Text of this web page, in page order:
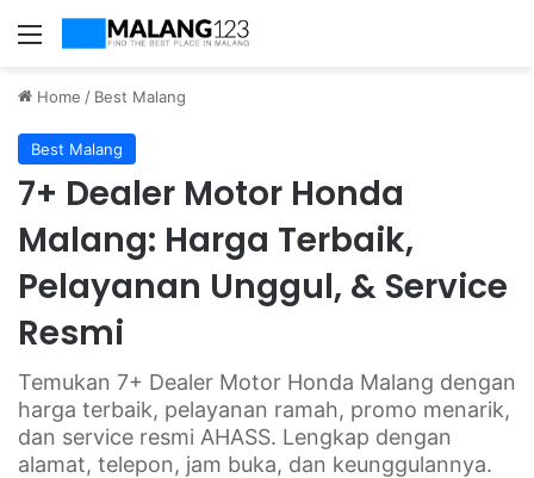
Home / Best Malang
Best Malang
7+ Dealer Motor Honda
Malang: Harga Terbaik,
Pelayanan Unggul, & Service
Resmi
Temukan 7+ Dealer Motor Honda Malang dengan
harga terbaik, pelayanan ramah, promo menarik,
dan service resmi AHASS. Lengkap dengan
alamat, telepon, jam buka, dan keunggulannya.